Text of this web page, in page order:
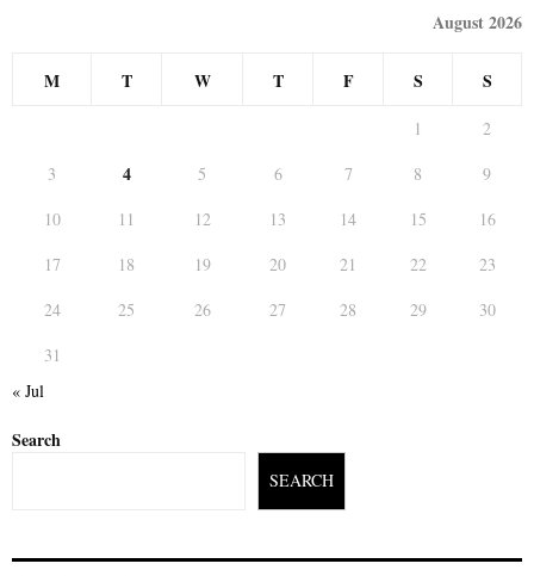
August 2026
M T W T F S S
1
2
3
4 5 6 7 8
9
10
11 12 13 14 15
16
17
18 19 20 21 22
23
24
25 26 27 28 29
30
31
« Jul
Search
SEARCH